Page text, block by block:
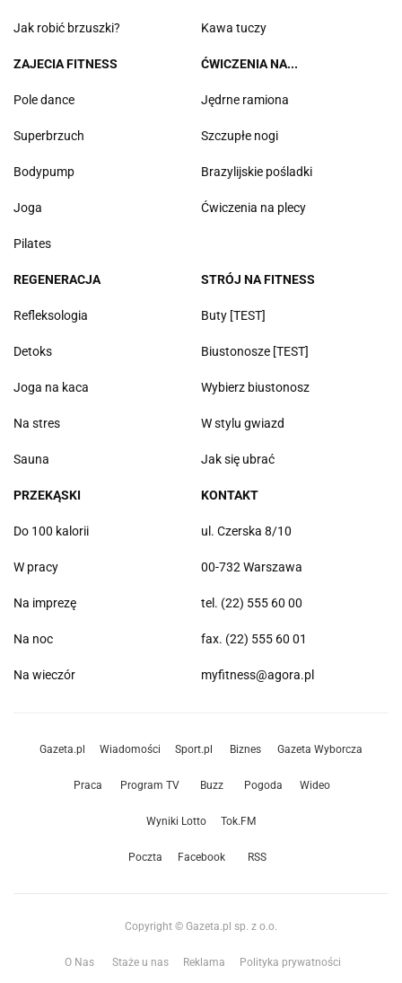
Jak robić brzuszki? Kawa tuczy
ZAJECIA FITNESS
Pole dance
Superbrzuch
Bodypump
Joga
Pilates
ĆWICZENIA NA...
Jędrne ramiona
Szczupłe nogi
Brazylijskie pośladki
Ćwiczenia na plecy
REGENERACJA
Refleksologia
Detoks
Joga na kaca
Na stres
Sauna
STRÓJ NA FITNESS
Buty [TEST]
Biustonosze [TEST]
Wybierz biustonosz
W stylu gwiazd
Jak się ubrać
PRZEKĄSKI
Do 100 kalorii
W pracy
Na imprezę
Na noc
Na wieczór
KONTAKT
ul. Czerska 8/10
00-732 Warszawa
tel. (22) 555 60 00
fax. (22) 555 60 01
myfitness@agora.pl
Gazeta.pl Wiadomości Sport.pl Biznes Gazeta Wyborcza
Praca Program TV Buzz Pogoda Wideo
Wyniki Lotto Tok.FM
Poczta Facebook RSS
Copyright © Gazeta.pl sp. z o.o.
O Nas Staże u nas Reklama Polityka prywatności